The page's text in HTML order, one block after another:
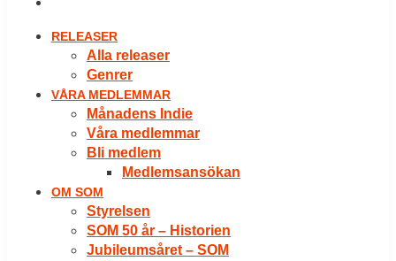
RELEASER
Alla releaser
Genrer
VÅRA MEDLEMMAR
Månadens Indie
Våra medlemmar
Bli medlem
Medlemsansökan
OM SOM
Styrelsen
SOM 50 år – Historien
Jubileumsåret – SOM